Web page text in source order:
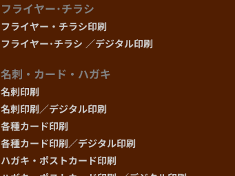
フライヤー･チラシ
フライヤー・チラシ印刷
フライヤー･チラシ ／デジタル印刷
名刺・カード・ハガキ
名刺印刷
名刺印刷／デジタル印刷
各種カード印刷
各種カード印刷／デジタル印刷
ハガキ・ポストカード印刷